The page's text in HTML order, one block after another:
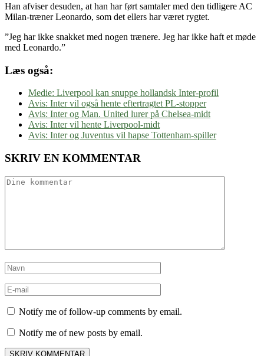
Han afviser desuden, at han har ført samtaler med den tidligere AC
Milan-træner Leonardo, som det ellers har været rygtet.
”Jeg har ikke snakket med nogen trænere. Jeg har ikke haft et møde
med Leonardo.”
Læs også:
Medie: Liverpool kan snuppe hollandsk Inter-profil
Avis: Inter vil også hente eftertragtet PL-stopper
Avis: Inter og Man. United lurer på Chelsea-midt
Avis: Inter vil hente Liverpool-midt
Avis: Inter og Juventus vil hapse Tottenham-spiller
SKRIV EN KOMMENTAR
Notify me of follow-up comments by email.
Notify me of new posts by email.